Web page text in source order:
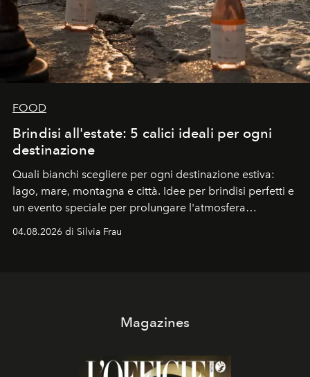
FOOD
Brindisi all'estate: 5 calici ideali per ogni
destinazione
Quali bianchi scegliere per ogni destinazione estiva:
lago, mare, montagna e città. Idee per brindisi perfetti e
un evento speciale per prolungare l'atmosfera
04.08.2026 di Silvia Frau
Magazines